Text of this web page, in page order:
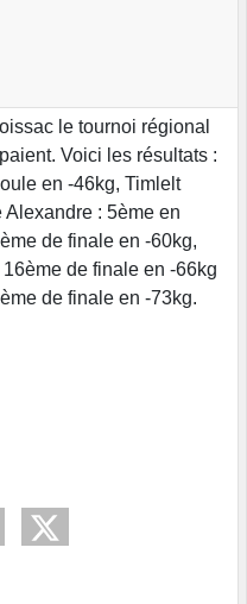
le tournoi régional
Voici les résultats :
en -46kg, Timlelt
: 5ème en
de finale en -60kg,
de finale en -66kg
de finale en -73kg.